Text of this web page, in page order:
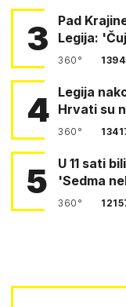
3
Pad
Legija:
360°
4 Legija
Hrvati su
360°
5
U 11 sati bili su pred Kninom.
'Sedma
360°